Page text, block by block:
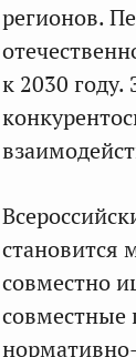
регионов.
к 2030
становится
совместно